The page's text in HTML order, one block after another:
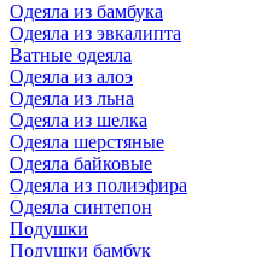
Одеяла из бамбука
Одеяла из эвкалипта
Ватные одеяла
Одеяла из алоэ
Одеяла из льна
Одеяла из шелка
Одеяла шерстяные
Одеяла байковые
Одеяла из полиэфира
Одеяла синтепон
Подушки
Подушки бамбук